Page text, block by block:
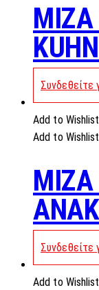
Συνδεθείτε
Add to Wishlist
Add to Wishlist
Συνδεθείτε
Add to Wishlist